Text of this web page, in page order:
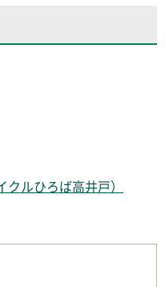
ルひろば高井戸）